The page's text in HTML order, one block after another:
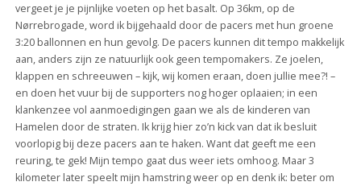
vergeet je je pijnlijke voeten op het basalt. Op 36km, op de
Nørrebrogade, word ik bijgehaald door de pacers met hun groene
3:20 ballonnen en hun gevolg. De pacers kunnen dit tempo makkelijk
aan, anders zijn ze natuurlijk ook geen tempomakers. Ze joelen,
klappen en schreeuwen – kijk, wij komen eraan, doen jullie mee?! –
en doen het vuur bij de supporters nog hoger oplaaien; in een
klankenzee vol aanmoedigingen gaan we als de kinderen van
Hamelen door de straten. Ik krijg hier zo’n kick van dat ik besluit
voorlopig bij deze pacers aan te haken. Want dat geeft me een
reuring, te gek! Mijn tempo gaat dus weer iets omhoog. Maar 3
kilometer later speelt mijn hamstring weer op en denk ik: beter om